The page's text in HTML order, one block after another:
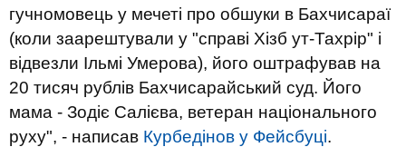
гучномовець у мечеті про обшуки в Бахчисараї
(коли заарештували у "справі Хізб ут-Тахрір" і
відвезли Ільмі Умерова), його оштрафував на
20 тисяч рублів Бахчисарайський суд. Його
мама - Зодіє Салієва, ветеран національного
руху", - написав Курбедінов у Фейсбуці.